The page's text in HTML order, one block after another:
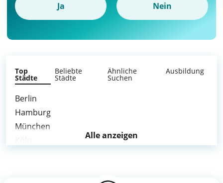
Ja Nein
Top
Städte
Beliebte
Städte
Ähnliche
Suchen
Ausbildung
Berlin
Hamburg
München
Alle anzeigen